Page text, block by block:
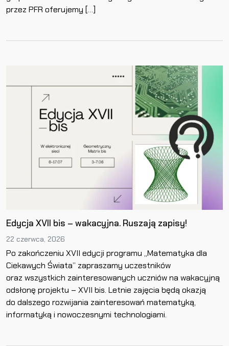
przez PFR oferujemy […]
Edycja XVII bis – wakacyjna. Ruszają zapisy!
22 czerwca, 2026
Po zakończeniu XVII edycji programu „Matematyka dla
Ciekawych Świata” zapraszamy uczestników
oraz wszystkich zainteresowanych uczniów na wakacyjną
odsłonę projektu – XVII bis. Letnie zajęcia będą okazją
do dalszego rozwijania zainteresowań matematyką,
informatyką i nowoczesnymi technologiami.